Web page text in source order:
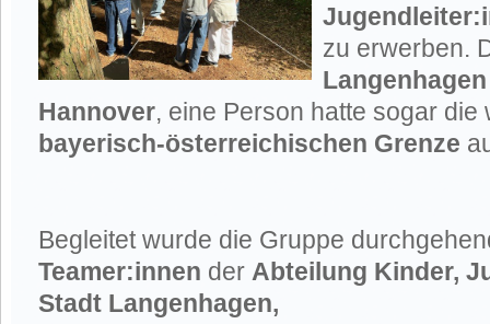
zu erwerben.
Hannover, eine Person hatte sogar die
bayerisch-österreichischen Grenze
Begleitet wurde die Gruppe
Teamer:innen der Abteilung Kinder,
Stadt Langenhagen,